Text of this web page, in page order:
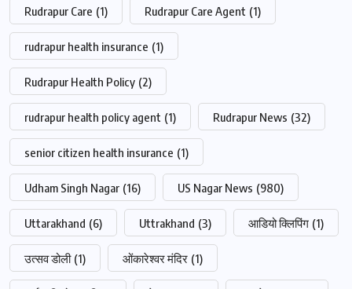
Rudrapur Care (1) Rudrapur Care Agent (1)
rudrapur health insurance (1)
Rudrapur Health Policy (2)
rudrapur health policy agent (1) Rudrapur News (32)
senior citizen health insurance (1)
Udham Singh Nagar (16) US Nagar News (980)
Uttarakhand (6) Uttrakhand (3) आडियो क्लिपिंग (1)
उत्सव डोली (1) ओंकारेश्वर मंदिर (1)